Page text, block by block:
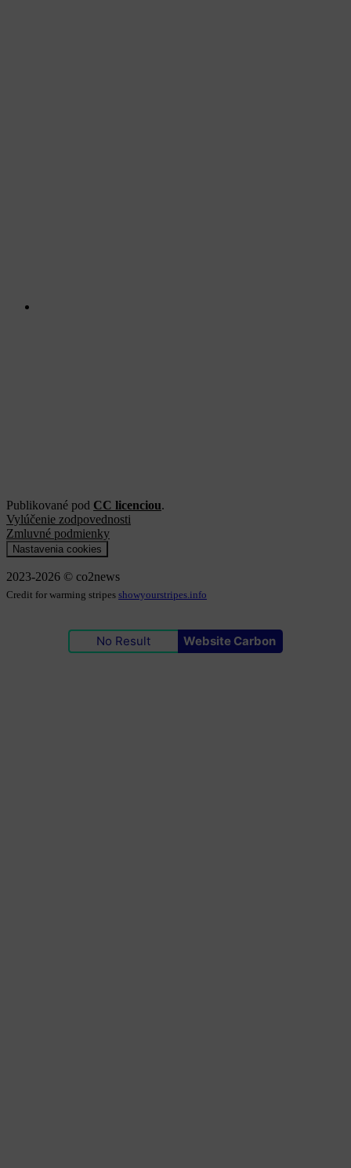
Publikované pod CC licenciou.
Vylúčenie zodpovednosti
Zmluvné podmienky
Nastavenia cookies
2023-2026 © co2news
Credit for warming stripes showyourstripes.info
No Result Website Carbon